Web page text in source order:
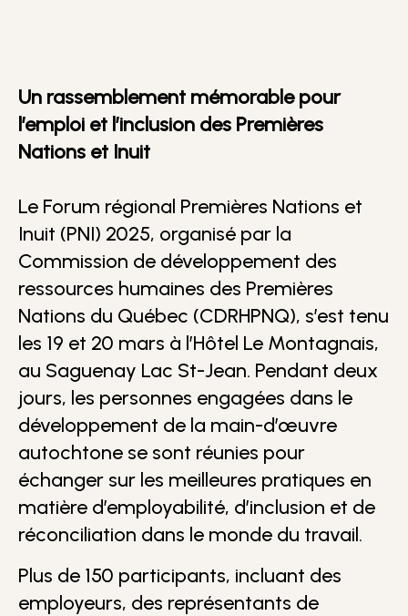
Un rassemblement mémorable pour
l’emploi et l’inclusion des Premières
Nations et Inuit
Le Forum régional Premières Nations et
Inuit (PNI) 2025, organisé par la
Commission de développement des
ressources humaines des Premières
Nations du Québec (CDRHPNQ), s’est tenu
les 19 et 20 mars à l’Hôtel Le Montagnais,
au Saguenay Lac St-Jean. Pendant deux
jours, les personnes engagées dans le
développement de la main-d’œuvre
autochtone se sont réunies pour
échanger sur les meilleures pratiques en
matière d’employabilité, d’inclusion et de
réconciliation dans le monde du travail.
Plus de 150 participants, incluant des
employeurs, des représentants de